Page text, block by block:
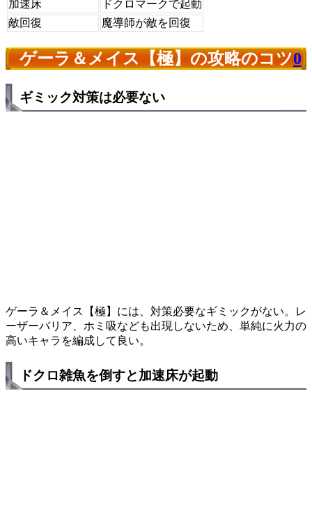
加速床
ドクロマークで起動
敵回復
魔導師が敵を回復
ゲーラ＆メイス【極】の攻略のコツ0
ギミック対策は必要ない
ゲーラ＆メイス【極】には、対策必要なギミックがない。レ
ーザーバリア、ホミ吸なども出現しないため、単純に火力の
高いキャラを編成して良い。
ドクロ雑魚を倒すと加速床が起動